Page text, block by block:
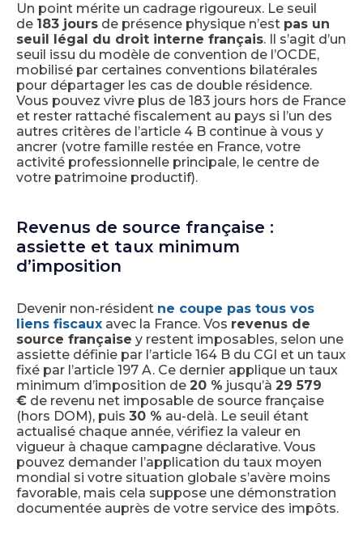
Un point mérite un cadrage rigoureux. Le seuil
de 183 jours de présence physique n’est pas un
seuil légal du droit interne français. Il s’agit d’un
seuil issu du modèle de convention de l’OCDE,
mobilisé par certaines conventions bilatérales
pour départager les cas de double résidence.
Vous pouvez vivre plus de 183 jours hors de France
et rester rattaché fiscalement au pays si l’un des
autres critères de l’article 4 B continue à vous y
ancrer (votre famille restée en France, votre
activité professionnelle principale, le centre de
votre patrimoine productif).
Revenus de source française :
assiette et taux minimum
d’imposition
Devenir non-résident ne coupe pas tous vos
liens fiscaux avec la France. Vos revenus de
source française y restent imposables, selon une
assiette définie par l’article 164 B du CGI et un taux
fixé par l’article 197 A. Ce dernier applique un taux
minimum d’imposition de 20 % jusqu’à 29 579
€ de revenu net imposable de source française
(hors DOM), puis 30 % au-delà. Le seuil étant
actualisé chaque année, vérifiez la valeur en
vigueur à chaque campagne déclarative. Vous
pouvez demander l’application du taux moyen
mondial si votre situation globale s’avère moins
favorable, mais cela suppose une démonstration
documentée auprès de votre service des impôts.